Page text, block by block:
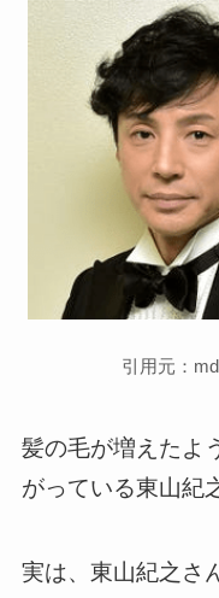
引用元：
髪の毛が増えたよ
がっている東山紀
実は、東山紀之さ